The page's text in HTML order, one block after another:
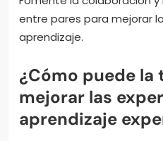
entre pares para mejorar
aprendizaje.
¿Cómo puede la
mejorar las
aprendizaje